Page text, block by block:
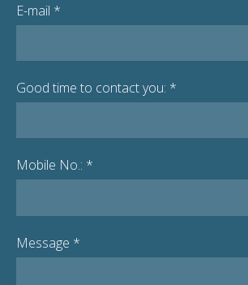
E-mail *
Good time to contact you: *
Mobile No.: *
Message *